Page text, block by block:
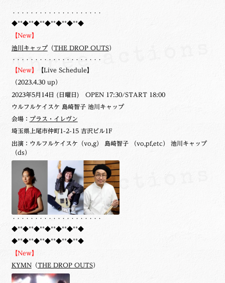
・・・・・・・・・・・・・・・・・・・・
◆**◆**◆**◆**◆**◆**◆
【New】
池川キャップ（THE DROP OUTS）
・・・・・・・・・・・・・・・・・・・・
【New】 【Live Schedule】
（2023.4.30 up）
2023年5月14日 (日曜日) OPEN 17:30/START 18:00
ウルフルケイスケ 島崎智子 池川キャップ
会場： プラス・イレヴン
埼玉県上尾市仲町1-2-15 吉沢ビル1F
出演：ウルフルケイスケ（vo,g） 島崎智子 （vo,pf,etc） 池川キャップ
（ds）
・・・・・・・・・・・・・・・・・・・・
◆**◆**◆**◆**◆**◆**◆
◆**◆**◆**◆**◆**◆**◆
【New】
KYMN （THE DROP OUTS）